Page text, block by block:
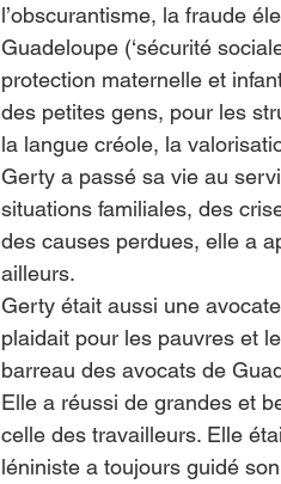
l’obscurantisme, la fraude
Guadeloupe (‘sécurité
protection maternelle et
des petites gens, pour les
la langue créole, la
Gerty a passé sa vie au
situations familiales, des
des causes perdues, elle a
ailleurs.
Gerty était aussi une
plaidait pour les pauvres et
barreau des avocats de
Elle a réussi de grandes et
celle des travailleurs. Elle
léniniste a toujours guidé